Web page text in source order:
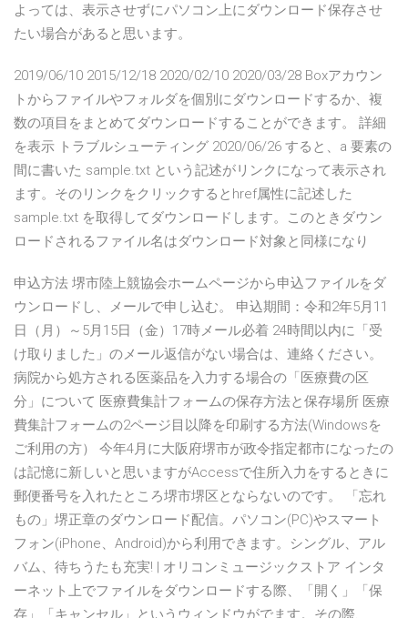
よっては、表示させずにパソコン上にダウンロード保存させ
たい場合があると思います。
2019/06/10 2015/12/18 2020/02/10 2020/03/28 Boxアカウン
トからファイルやフォルダを個別にダウンロードするか、複
数の項目をまとめてダウンロードすることができます。 詳細
を表示 トラブルシューティング 2020/06/26 すると、a 要素の
間に書いた sample.txt という記述がリンクになって表示され
ます。そのリンクをクリックするとhref属性に記述した
sample.txt を取得してダウンロードします。このときダウン
ロードされるファイル名はダウンロード対象と同様になり
申込方法 堺市陸上競協会ホームページから申込ファイルをダ
ウンロードし、メールで申し込む。 申込期間：令和2年5月11
日（月）～5月15日（金）17時メール必着 24時間以内に「受
け取りました」のメール返信がない場合は、連絡ください。
病院から処方される医薬品を入力する場合の「医療費の区
分」について 医療費集計フォームの保存方法と保存場所 医療
費集計フォームの2ページ目以降を印刷する方法(Windowsを
ご利用の方） 今年4月に大阪府堺市が政令指定都市になったの
は記憶に新しいと思いますがAccessで住所入力をするときに
郵便番号を入れたところ堺市堺区とならないのです。 「忘れ
もの」堺正章のダウンロード配信。パソコン(PC)やスマート
フォン(iPhone、Android)から利用できます。シングル、アル
バム、待ちうたも充実! | オリコンミュージックストア インタ
ーネット上でファイルをダウンロードする際、「開く」「保